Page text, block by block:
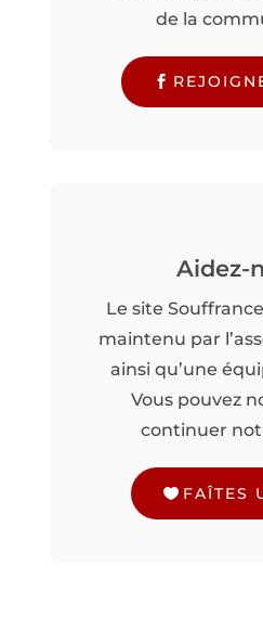
de la
Aidez-
Le site
maintenu par
ainsi qu’une
Vous pouvez
continuer
FAÎTES